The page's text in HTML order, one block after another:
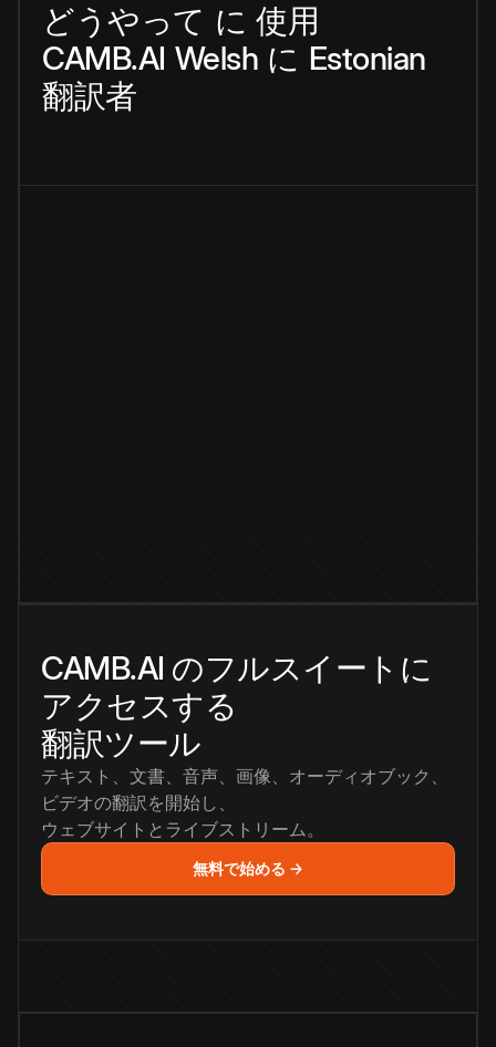
どうやって に 使用
CAMB.AI Welsh に Estonian
翻訳者
CAMB.AI のフルスイートに
アクセスする
翻訳ツール
テキスト、文書、音声、画像、オーディオブック、
ビデオの翻訳を開始し、
ウェブサイトとライブストリーム。
無料で始める →